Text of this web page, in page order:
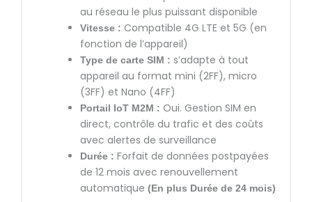
au réseau le plus puissant disponible
Vitesse : Compatible 4G LTE et 5G (en
fonction de l’appareil)
Type de carte SIM : s’adapte à tout
appareil au format mini (2FF), micro
(3FF) et Nano (4FF)
Portail IoT M2M : Oui. Gestion SIM en
direct, contrôle du trafic et des coûts
avec alertes de surveillance
Durée : Forfait de données postpayées
de 12 mois avec renouvellement
automatique (En plus Durée de 24 mois)